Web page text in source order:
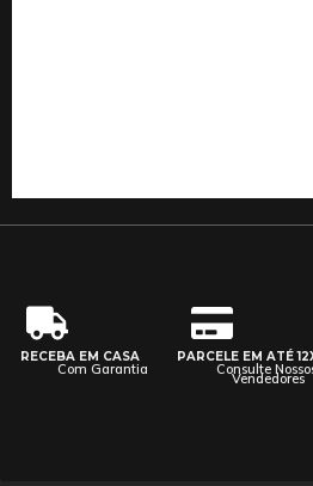
RECEBA EM CASA
Com Garantia
PARCELE EM ATÉ
Consulte
Vendedores